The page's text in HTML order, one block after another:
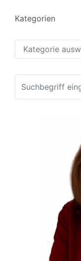
Kategorien
Kategorien